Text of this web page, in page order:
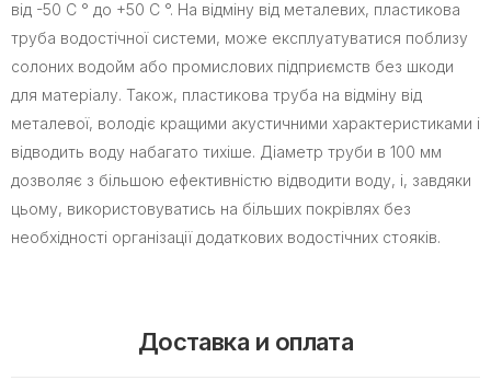
від -50 С ° до +50 С °. На відміну від металевих, пластикова
труба водостічної системи, може експлуатуватися поблизу
солоних водойм або промислових підприємств без шкоди
для матеріалу. Також, пластикова труба на відміну від
металевої, володіє кращими акустичними характеристиками і
відводить воду набагато тихіше. Діаметр труби в 100 мм
дозволяє з більшою ефективністю відводити воду, і, завдяки
цьому, використовуватись на більших покрівлях без
необхідності організації додаткових водостічних стояків.
Доставка и оплата